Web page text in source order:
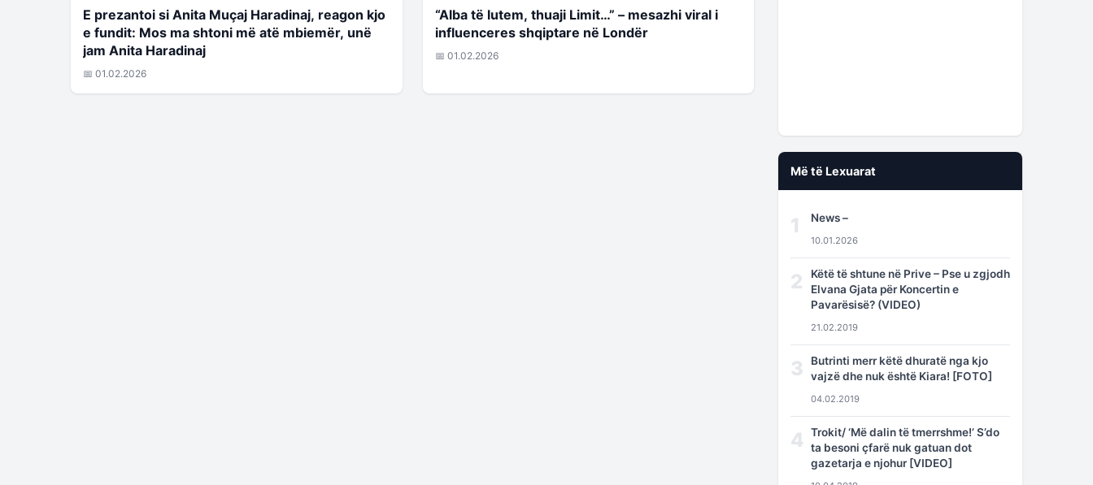
E prezantoi si Anita Muçaj Haradinaj, reagon kjo
e fundit: Mos ma shtoni më atë mbiemër, unë
jam Anita Haradinaj
📅 01.02.2026
“Alba të lutem, thuaji Limit…” – mesazhi viral i
influenceres shqiptare në Londër
📅 01.02.2026
Më të Lexuarat
1 News –
10.01.2026
2
Këtë të shtune në Prive – Pse u zgjodh
Elvana Gjata për Koncertin e
Pavarësisë? (VIDEO)
21.02.2019
3
Butrinti merr këtë dhuratë nga kjo
vajzë dhe nuk është Kiara! [FOTO]
04.02.2019
4
Trokit/ ‘Më dalin të tmerrshme!’ S’do
ta besoni çfarë nuk gatuan dot
gazetarja e njohur [VIDEO]